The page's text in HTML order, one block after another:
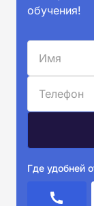
обучения!
Где удобней